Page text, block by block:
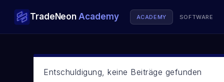
TradeNeonAcademy ACADEMY SOFTWARE
Swingtrading
Mittelfristiger Handel · 12 Monate
Entschuldigung, keine Beiträge gefunden